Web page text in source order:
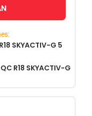
SKYACTIV-G 5
R18 SKYACTIV-G